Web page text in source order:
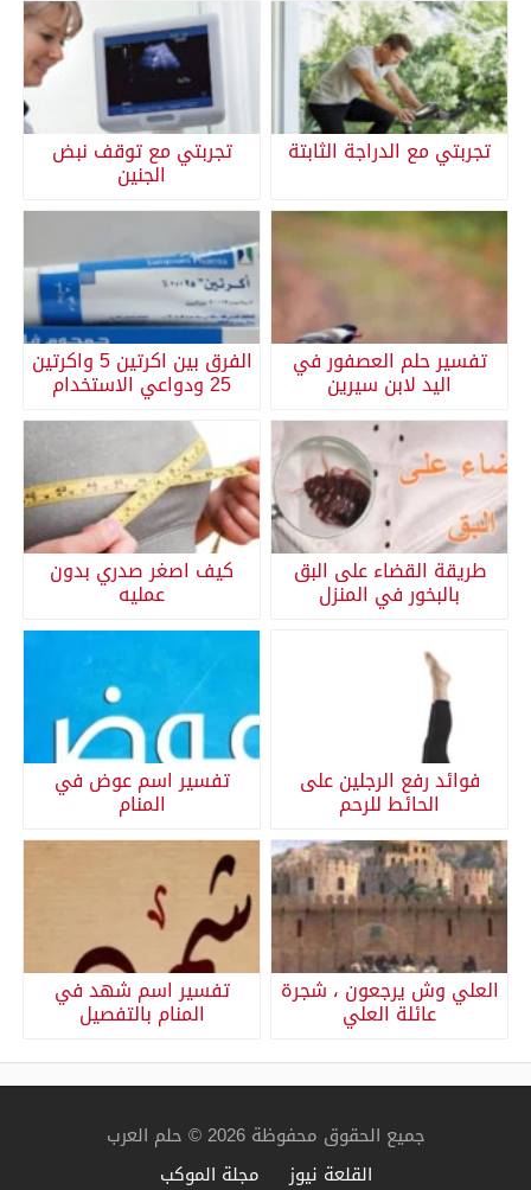
تجربتي مع الدراجة الثابتة تجربتي مع توقف نبض
الجنين
تفسير حلم العصفور في
اليد لابن سيرين
الفرق بين اكرتين 5 واكرتين
25 ودواعي الاستخدام
طريقة القضاء على البق
بالبخور في المنزل
كيف اصغر صدري بدون
عمليه
فوائد رفع الرجلين على
الحائط للرحم
تفسير اسم عوض في
المنام
العلي وش يرجعون ، شجرة
عائلة العلي
تفسير اسم شهد في
المنام بالتفصيل
جميع الحقوق محفوظة 2026 © حلم العرب
القلعة نيوز
مجلة الموكب